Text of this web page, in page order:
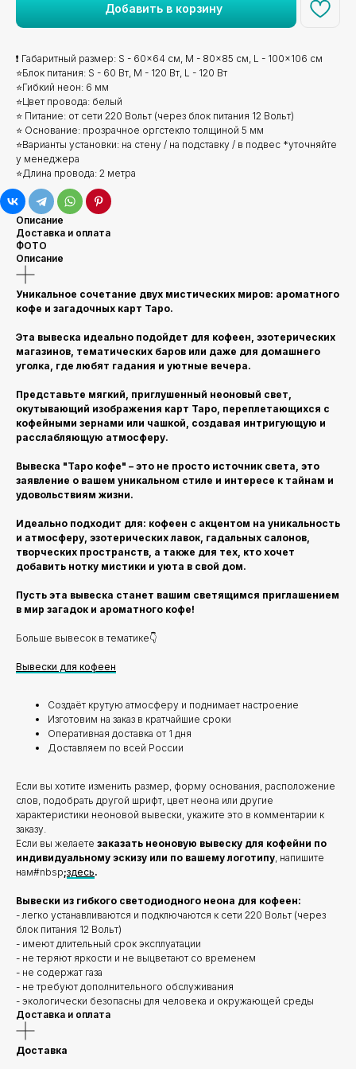
Добавить в корзину
❗ Габаритный размер: S - 60x64 см, M - 80x85 см, L - 100x106 см
⭐Блок питания: S - 60 Вт, M - 120 Вт, L - 120 Вт
⭐Гибкий неон: 6 мм
⭐Цвет провода: белый
⭐ Питание: от сети 220 Вольт (через блок питания 12 Вольт)
⭐ Основание: прозрачное оргстекло толщиной 5 мм
⭐Варианты установки: на стену / на подставку / в подвес *уточняйте
у менеджера
⭐Длина провода: 2 метра
Описание
Доставка и оплата
ФОТО
Описание
Уникальное сочетание двух мистических миров: ароматного
кофе и загадочных карт Таро.
Эта вывеска идеально подойдет для кофеен, эзотерических
магазинов, тематических баров или даже для домашнего
уголка, где любят гадания и уютные вечера.
Представьте мягкий, приглушенный неоновый свет,
окутывающий изображения карт Таро, переплетающихся с
кофейными зернами или чашкой, создавая интригующую и
расслабляющую атмосферу.
Вывеска "Таро кофе" – это не просто источник света, это
заявление о вашем уникальном стиле и интересе к тайнам и
удовольствиям жизни.
Идеально подходит для: кофеен с акцентом на уникальность
и атмосферу, эзотерических лавок, гадальных салонов,
творческих пространств, а также для тех, кто хочет
добавить нотку мистики и уюта в свой дом.
Пусть эта вывеска станет вашим светящимся приглашением
в мир загадок и ароматного кофе!
Больше вывесок в тематике👇
Вывески для кофеен
Создаёт крутую атмосферу и поднимает настроение
Изготовим на заказ в кратчайшие сроки
Оперативная доставка от 1 дня
Доставляем по всей России
Если вы хотите изменить размер, форму основания, расположение
слов, подобрать другой шрифт, цвет неона или другие
характеристики неоновой вывески, укажите это в комментарии к
заказу.
Если вы желаете заказать неоновую вывеску для кофейни по
индивидуальному эскизу или по вашему логотипу, напишите
нам#nbsp;здесь.
Вывески из гибкого светодиодного неона для кофеен:
- легко устанавливаются и подключаются к сети 220 Вольт (через
блок питания 12 Вольт)
- имеют длительный срок эксплуатации
- не теряют яркости и не выцветают со временем
- не содержат газа
- не требуют дополнительного обслуживания
- экологически безопасны для человека и окружающей среды
Доставка и оплата
Доставка